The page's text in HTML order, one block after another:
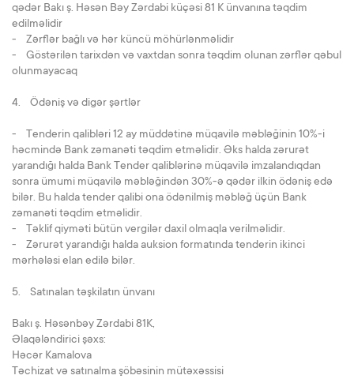
qədər Bakı ş. Həsən Bəy Zərdabi küçəsi 81 K ünvanına təqdim
edilməlidir
- Zərflər bağlı və hər küncü möhürlənməlidir
- Göstərilən tarixdən və vaxtdan sonra təqdim olunan zərflər qəbul
olunmayacaq
4. Ödəniş və digər şərtlər
- Tenderin qalibləri 12 ay müddətinə müqavilə məbləğinin 10%-i
həcmində Bank zəmanəti təqdim etməlidir. Əks halda zərurət
yarandığı halda Bank Tender qaliblərinə müqavilə imzalandıqdan
sonra ümumi müqavilə məbləğindən 30%-ə qədər ilkin ödəniş edə
bilər. Bu halda tender qalibi ona ödənilmiş məbləğ üçün Bank
zəmanəti təqdim etməlidir.
- Təklif qiyməti bütün vergilər daxil olmaqla verilməlidir.
- Zərurət yarandığı halda auksion formatında tenderin ikinci
mərhələsi elan edilə bilər.
5. Satınalan təşkilatın ünvanı
Bakı ş. Həsənbəy Zərdabi 81K,
Əlaqələndirici şəxs:
Həcər Kamalova
Təchizat və satınalma şöbəsinin mütəxəssisi